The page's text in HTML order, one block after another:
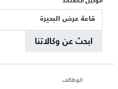
قاعة عرض البحيرة
ابحث عن وكالاتنا
الوظائف